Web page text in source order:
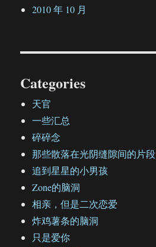
2010 年 10 月
Categories
天官
一些汇总
碎碎念
那些散落在光阴缝隙间的片段
追到星星的小男孩
Zone的脑洞
相亲，但是二次恋爱
炸鸡薯条的脑洞
只是爱你